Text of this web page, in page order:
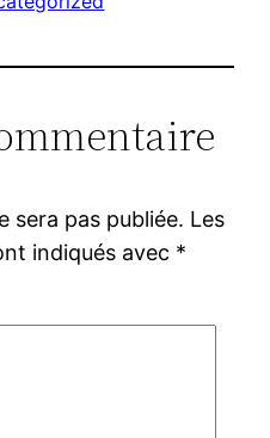
sera pas publiée. Les
indiqués avec *